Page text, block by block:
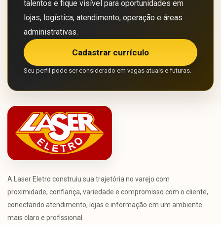
talentos e fique visível para oportunidades em
lojas, logística, atendimento, operação e áreas
administrativas.
Cadastrar currículo
Seu perfil pode ser considerado em vagas atuais e futuras.
A Laser Eletro construiu sua trajetória no varejo com
proximidade, confiança, variedade e compromisso com o cliente,
conectando atendimento, lojas e informação em um ambiente
mais claro e profissional.